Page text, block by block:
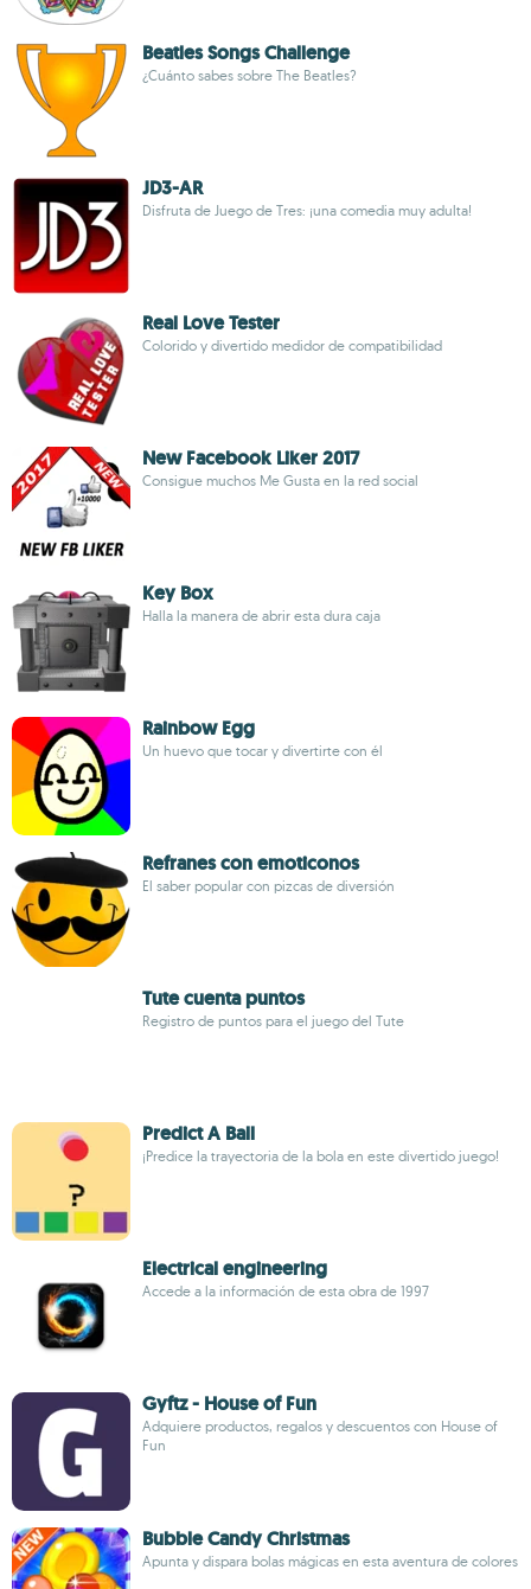
Beatles Songs Challenge
¿Cuánto sabes sobre The Beatles?
JD3-AR
Disfruta de Juego de Tres: ¡una comedia muy adulta!
Real Love Tester
Colorido y divertido medidor de compatibilidad
New Facebook Liker 2017
Consigue muchos Me Gusta en la red social
Key Box
Halla la manera de abrir esta dura caja
Rainbow Egg
Un huevo que tocar y divertirte con él
Refranes con emoticonos
El saber popular con pizcas de diversión
Tute cuenta puntos
Registro de puntos para el juego del Tute
Predict A Ball
¡Predice la trayectoria de la bola en este divertido juego!
Electrical engineering
Accede a la información de esta obra de 1997
Gyftz - House of Fun
Adquiere productos, regalos y descuentos con House of
Fun
Bubble Candy Christmas
Apunta y dispara bolas mágicas en esta aventura de colores